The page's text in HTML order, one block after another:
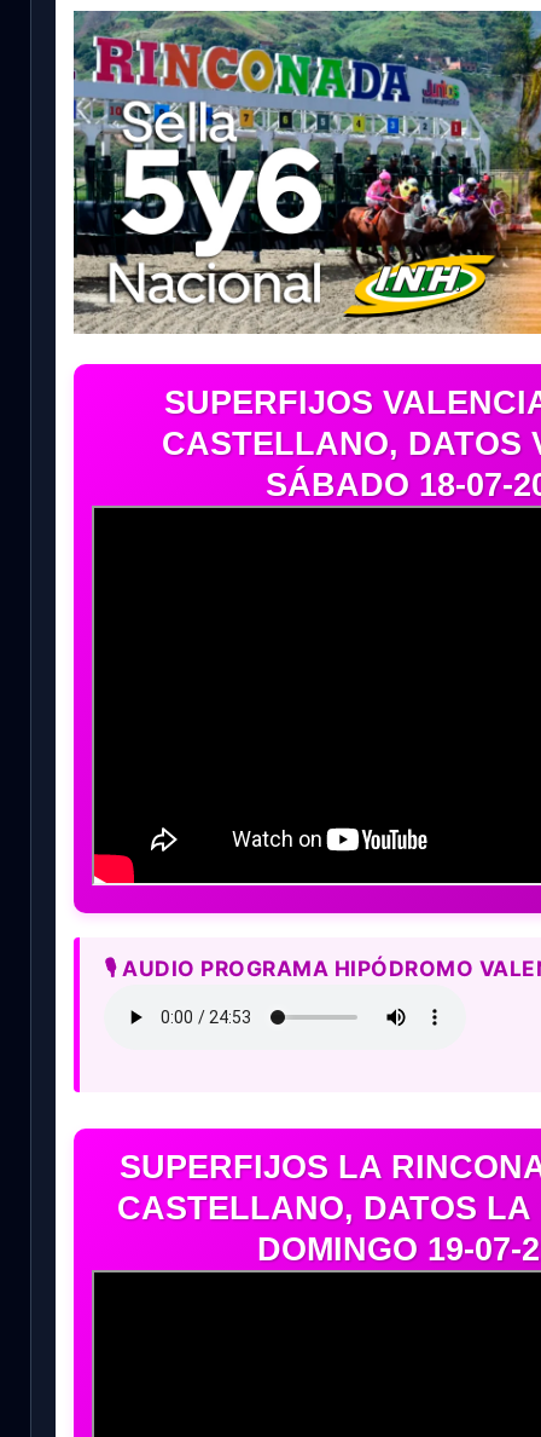
SUPERFIJOS
CASTELLANO, DATOS
SÁBADO 18-07-
🎙️ AUDIO PROGRAMA HIPÓDROMO
SUPERFIJOS LA
CASTELLANO, DATOS
DOMINGO 19-07-